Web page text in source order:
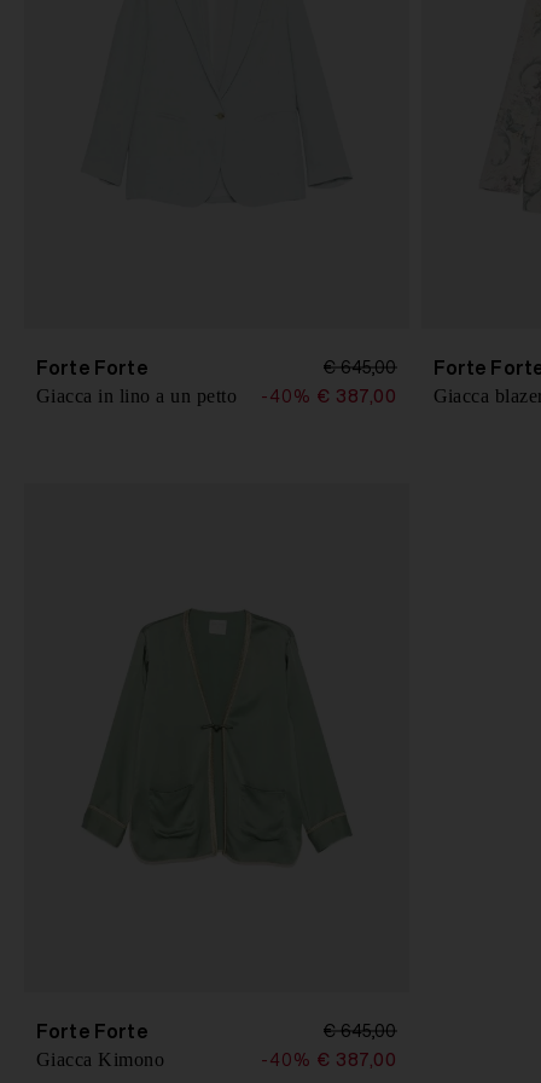
Forte Forte € 645,00
Giacca in lino a un petto -40% € 387,00
Forte
Giacca
Forte Forte € 645,00
Giacca Kimono -40% € 387,00